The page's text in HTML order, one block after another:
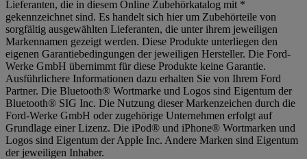
Lieferanten, die in diesem Online Zubehörkatalog mit *
gekennzeichnet sind. Es handelt sich hier um Zubehörteile von
sorgfältig ausgewählten Lieferanten, die unter ihrem jeweiligen
Markennamen gezeigt werden. Diese Produkte unterliegen den
eigenen Garantiebedingungen der jeweiligen Hersteller. Die Ford-
Werke GmbH übernimmt für diese Produkte keine Garantie.
Ausführlichere Informationen dazu erhalten Sie von Ihrem Ford
Partner. Die Bluetooth® Wortmarke und Logos sind Eigentum der
Bluetooth® SIG Inc. Die Nutzung dieser Markenzeichen durch die
Ford-Werke GmbH oder zugehörige Unternehmen erfolgt auf
Grundlage einer Lizenz. Die iPod® und iPhone® Wortmarken und
Logos sind Eigentum der Apple Inc. Andere Marken sind Eigentum
der jeweiligen Inhaber.